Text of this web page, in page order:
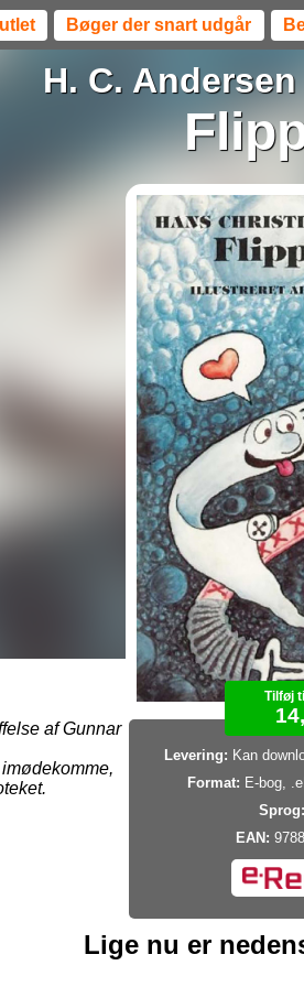
Bøger der snart udgår
H. C. Andersen
Tilføj
Levering: Kan
Format: E-bog,
Sprog:
EAN:
af Gunnar
Lige nu er